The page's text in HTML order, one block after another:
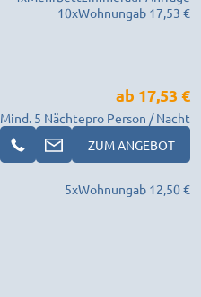
10xWohnungab 17,53 €
Mind. 5 Nächte
ab 17,53 €
pro Person / Nacht
ZUM ANGEBOT
5xWohnungab 12,50 €